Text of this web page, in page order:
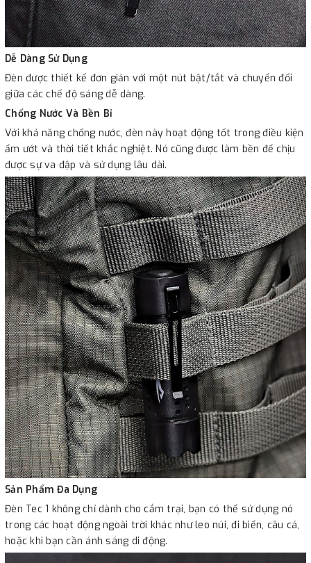
Dễ Dàng Sử Dụng
Đèn được thiết kế đơn giản với một nút bật/tắt và chuyển đổi
giữa các chế độ sáng dễ dàng.
Chống Nước Và Bền Bỉ
Với khả năng chống nước, đèn này hoạt động tốt trong điều kiện
ẩm ướt và thời tiết khắc nghiệt. Nó cũng được làm bền để chịu
được sự va đập và sử dụng lâu dài.
Sản Phẩm Đa Dụng
Đèn Tec 1 không chỉ dành cho cắm trại, bạn có thể sử dụng nó
trong các hoạt động ngoài trời khác như leo núi, đi biển, câu cá,
hoặc khi bạn cần ánh sáng di động.